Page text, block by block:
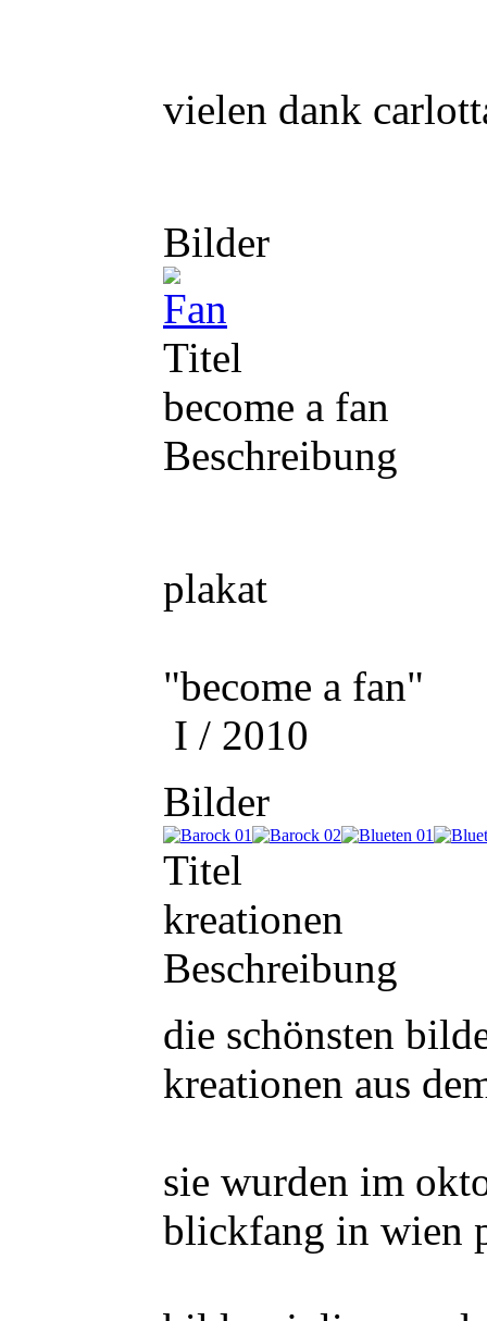
vielen dank
Bilder
Titel
become a fan
Beschreibung
plakat
"become a fan"
I / 2010
Bilder
Titel
kreationen
Beschreibung
die schönsten
kreationen aus
sie wurden im
blickfang in wien